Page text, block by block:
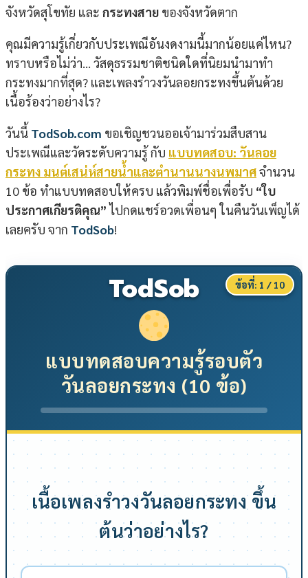
จังหวัดสุโขทัย และ กระทงสาย ของจังหวัดตาก
คุณมีความรู้เกี่ยวกับประเพณีอันงดงามนี้มากน้อยแค่ไหน?
ทราบหรือไม่ว่า… วัสดุธรรมชาติชนิดใดที่นิยมนำมาทำ
กระทงมากที่สุด? และเพลงรำวงวันลอยกระทงขึ้นต้นด้วย
เนื้อร้องว่าอย่างไร?
วันนี้ TodSob.com ขอเชิญชวนออเจ้ามาร่วมสืบสาน
ประเพณีและวัดระดับความรู้ กับ แบบทดสอบ: วันลอย
กระทง มนต์เสน่ห์สายน้ำและตำนานนางนพมาศจำนวน
10 ข้อ ทำแบบทดสอบให้ครบ แล้วพิมพ์ชื่อเพื่อรับ “ใบ
ประกาศเกียรติคุณ” ไปกดแชร์อวดเพื่อนๆ ในคืนวันเพ็ญได้
เลยครับ จาก TodSob!
TodSob ข้อที่: 1 / 10
แบบทดสอบความรู้รอบตัว
วันลอยกระทง (10 ข้อ)
เนื้อเพลงรำวงวันลอยกระทง ขึ้น
ต้นว่าอย่างไร?